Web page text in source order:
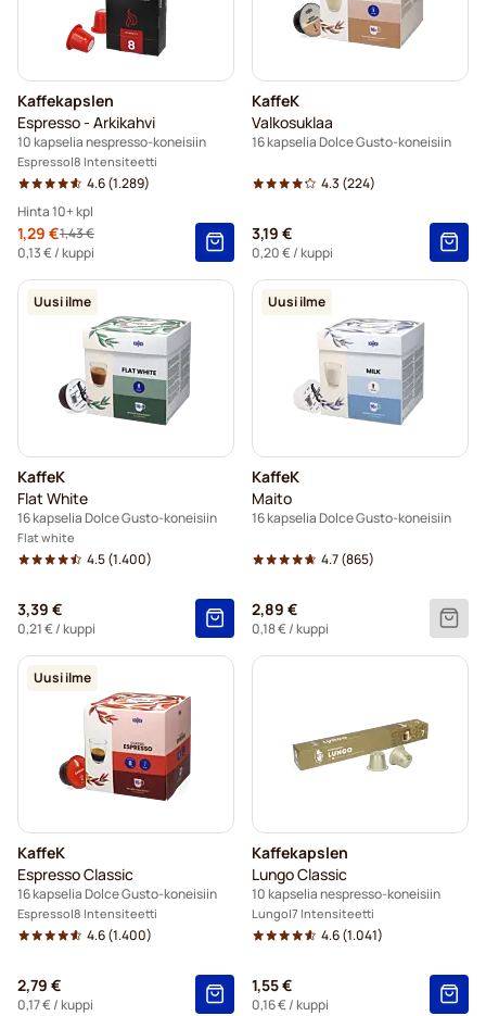
Kaffekapslen
Espresso - Arkikahvi
10 kapselia nespresso-koneisiin
Espresso 8 Intensiteetti
4.6(1.289)
Hinta 10+ kpl
Erikoishinta
1,29 €Regular Price
1,43 €
0,13 €/ kuppi
1 =1,43 €
5+ =1,35 €
10+
KaffeK
Valkosuklaa
16 kapselia Dolce Gusto-koneisiin
4.3 (224)
3,19 €
0,20 €/ kuppi
Uusi ilme
KaffeK
Flat White
16 kapselia Dolce Gusto-koneisiin
Flat white
4.5(1.400)
3,39 €
0,21 €/ kuppi
Uusi ilme
KaffeK
Maito
16 kapselia Dolce Gusto-koneisiin
4.7(865)
2,89 €
0,18 €/ kuppi
Uusi ilme
KaffeK
Espresso Classic
16 kapselia Dolce Gusto-koneisiin
Espresso 8 Intensiteetti
4.6(1.400)
2,79 €
0,17 €/ kuppi
Kaffekapslen
Lungo Classic
10 kapselia nespresso-koneisiin
Lungo 7 Intensiteetti
4.6(1.041)
1,55 €
0,16 €/ kuppi